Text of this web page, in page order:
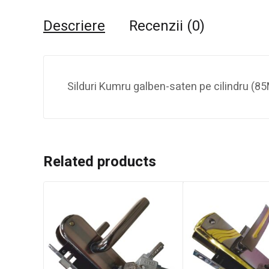
Descriere Recenzii (0)
Silduri Kumru galben-saten pe cilindru
Related products